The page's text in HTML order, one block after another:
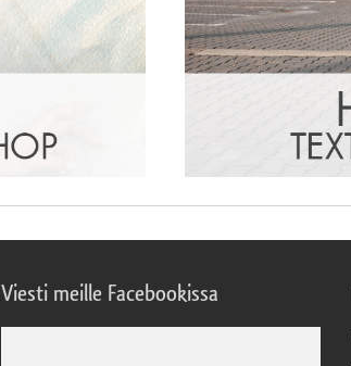
Viesti meille Facebookissa